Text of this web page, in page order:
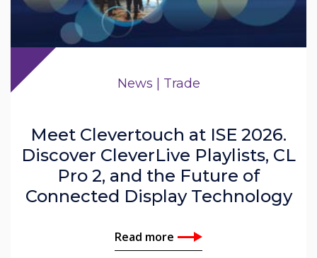
News | Trade
Meet Clevertouch at ISE 2026.
Discover CleverLive Playlists, CL
Pro 2, and the Future of
Connected Display Technology
Read more